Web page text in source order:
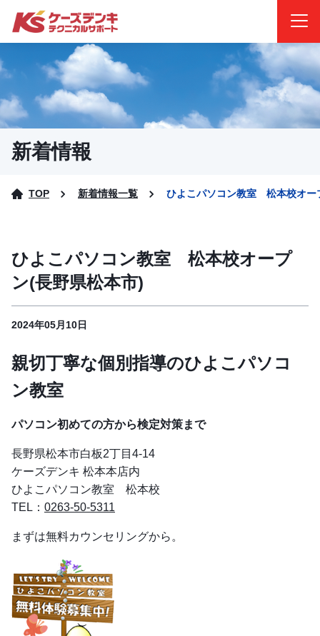
新着情報
TOP 新着情報一覧 ひよこパソコン教室 松本校オー
ひよこパソコン教室 松本校オープ
ン(長野県松本市)
2024年05月10日
親切丁寧な個別指導のひよこパソコ
ン教室
パソコン初めての方から検定対策まで
長野県松本市白板2丁目4-14
ケーズデンキ 松本本店内
ひよこパソコン教室 松本校
TEL： 0263-50-5311
まずは無料カウンセリングから。